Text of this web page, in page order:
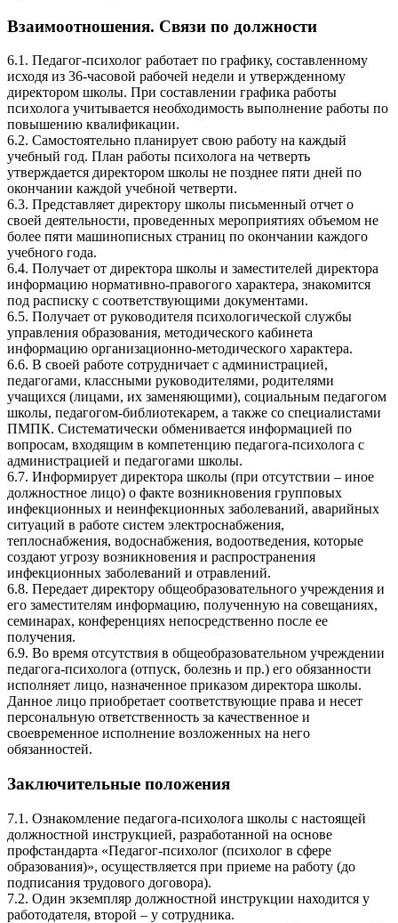
Взаимоотношения. Связи по должности
6.1. Педагог-психолог работает по графику, составленному
исходя из 36-часовой рабочей недели и утвержденному
директором школы. При составлении графика работы
психолога учитывается необходимость выполнение работы по
повышению квалификации.
6.2. Самостоятельно планирует свою работу на каждый
учебный год. План работы психолога на четверть
утверждается директором школы не позднее пяти дней по
окончании каждой учебной четверти.
6.3. Представляет директору школы письменный отчет о
своей деятельности, проведенных мероприятиях объемом не
более пяти машинописных страниц по окончании каждого
учебного года.
6.4. Получает от директора школы и заместителей директора
информацию нормативно-правогого характера, знакомится
под расписку с соответствующими документами.
6.5. Получает от руководителя психологической службы
управления образования, методического кабинета
информацию организационно-методического характера.
6.6. В своей работе сотрудничает с администрацией,
педагогами, классными руководителями, родителями
учащихся (лицами, их заменяющими), социальным педагогом
школы, педагогом-библиотекарем, а также со специалистами
ПМПК. Систематически обменивается информацией по
вопросам, входящим в компетенцию педагога-психолога с
администрацией и педагогами школы.
6.7. Информирует директора школы (при отсутствии – иное
должностное лицо) о факте возникновения групповых
инфекционных и неинфекционных заболеваний, аварийных
ситуаций в работе систем электроснабжения,
теплоснабжения, водоснабжения, водоотведения, которые
создают угрозу возникновения и распространения
инфекционных заболеваний и отравлений.
6.8. Передает директору общеобразовательного учреждения и
его заместителям информацию, полученную на совещаниях,
семинарах, конференциях непосредственно после ее
получения.
6.9. Во время отсутствия в общеобразовательном учреждении
педагога-психолога (отпуск, болезнь и пр.) его обязанности
исполняет лицо, назначенное приказом директора школы.
Данное лицо приобретает соответствующие права и несет
персональную ответственность за качественное и
своевременное исполнение возложенных на него
обязанностей.
Заключительные положения
7.1. Ознакомление педагога-психолога школы с настоящей
должностной инструкцией, разработанной на основе
профстандарта «Педагог-психолог (психолог в сфере
образования)», осуществляется при приеме на работу (до
подписания трудового договора).
7.2. Один экземпляр должностной инструкции находится у
работодателя, второй – у сотрудника.